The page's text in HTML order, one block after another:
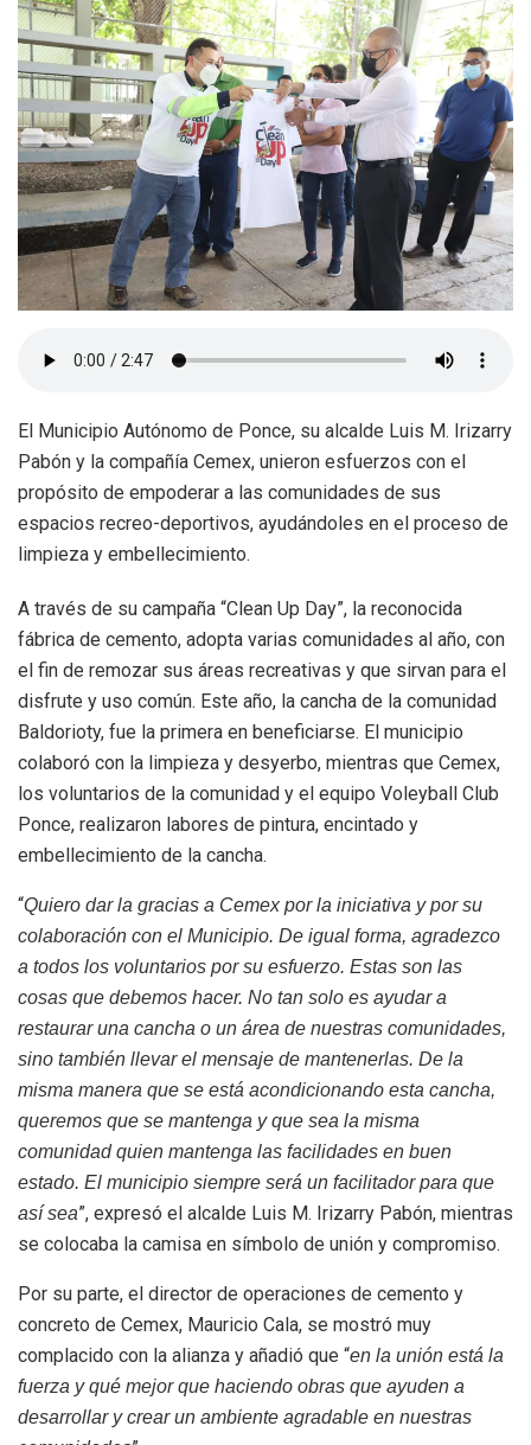
El Municipio Autónomo de Ponce, su alcalde Luis M. Irizarry
Pabón y la compañía Cemex, unieron esfuerzos con el
propósito de empoderar a las comunidades de sus
espacios recreo-deportivos, ayudándoles en el proceso de
limpieza y embellecimiento.
A través de su campaña “Clean Up Day”, la reconocida
fábrica de cemento, adopta varias comunidades al año, con
el fin de remozar sus áreas recreativas y que sirvan para el
disfrute y uso común. Este año, la cancha de la comunidad
Baldorioty, fue la primera en beneficiarse. El municipio
colaboró con la limpieza y desyerbo, mientras que Cemex,
los voluntarios de la comunidad y el equipo Voleyball Club
Ponce, realizaron labores de pintura, encintado y
embellecimiento de la cancha.
“Quiero dar la gracias a Cemex por la iniciativa y por su
colaboración con el Municipio. De igual forma, agradezco
a todos los voluntarios por su esfuerzo. Estas son las
cosas que debemos hacer. No tan solo es ayudar a
restaurar una cancha o un área de nuestras comunidades,
sino también llevar el mensaje de mantenerlas. De la
misma manera que se está acondicionando esta cancha,
queremos que se mantenga y que sea la misma
comunidad quien mantenga las facilidades en buen
estado. El municipio siempre será un facilitador para que
así sea”, expresó el alcalde Luis M. Irizarry Pabón, mientras
se colocaba la camisa en símbolo de unión y compromiso.
Por su parte, el director de operaciones de cemento y
concreto de Cemex, Mauricio Cala, se mostró muy
complacido con la alianza y añadió que “en la unión está la
fuerza y qué mejor que haciendo obras que ayuden a
desarrollar y crear un ambiente agradable en nuestras